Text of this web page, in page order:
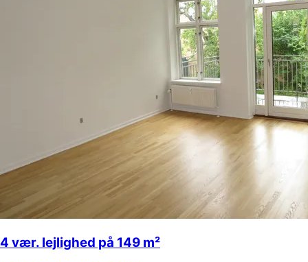
4 vær. lejlighed på 149 m²